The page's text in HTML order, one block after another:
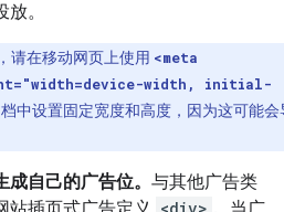
。
请在移动网页上使用 <meta
width, initial-
档中设置固定宽度和高度，因为这可能会
自己的广告位。 与其他广告类